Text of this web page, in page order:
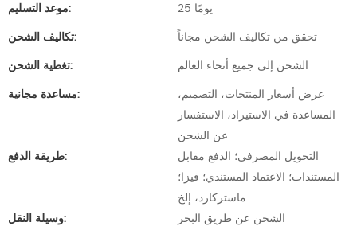
موعد التسليم:
25 يومًا
تكاليف الشحن:
تحقق من تكاليف الشحن مجاناً
تغطية الشحن:
الشحن إلى جميع أنحاء العالم
مساعدة مجانية:
عرض أسعار المنتجات، التصميم،
المساعدة في الاستيراد، الاستفسار
عن الشحن
طريقة الدفع:
التحويل المصرفي؛ الدفع مقابل
المستندات؛ الاعتماد المستندي؛ فيزا؛
ماستركارد، إلخ
وسيلة النقل:
الشحن عن طريق البحر